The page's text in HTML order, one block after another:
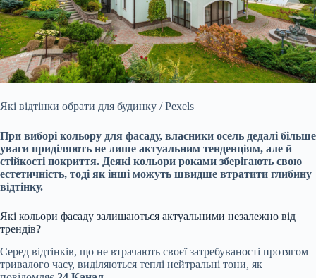
Які відтінки обрати для будинку / Pexels
При виборі кольору для фасаду, власники осель дедалі більше
уваги приділяють не лише актуальним тенденціям, але й
стійкості покриття. Деякі кольори роками зберігають свою
естетичність, тоді як інші можуть швидше втратити глибину
відтінку.
Які кольори фасаду залишаються актуальними незалежно від
трендів?
Серед відтінків, що не втрачають своєї затребуваності протягом
тривалого часу, виділяються теплі нейтральні тони, як